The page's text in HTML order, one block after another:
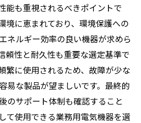
能も重視されるべきポイントで
境に恵まれており、環境保護への
ネルギー効率の良い機器が求めら
頼性と耐久性も重要な選定基準で
繁に使用されるため、故障が少な
易な製品が望ましいです。最終的
のサポート体制も確認すること
て使用できる業務用電気機器を選